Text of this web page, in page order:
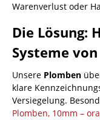
Warenverlust oder
Die Lösung:
Systeme
Unsere Plomben
klare
Versiegelung.
Plomben, 10mm –